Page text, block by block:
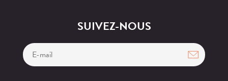
SUIVEZ-NOUS